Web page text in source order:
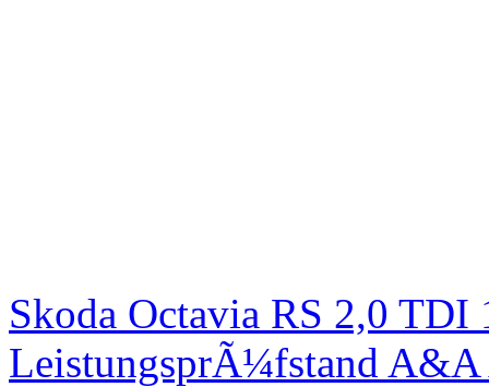
Skoda Octavia RS 2,0
LeistungsprÃ¼fstand